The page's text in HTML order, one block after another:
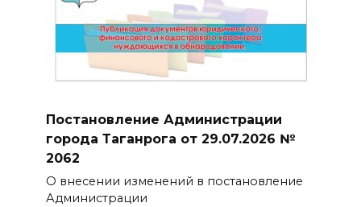
Постановление Администрации
города Таганрога от 29.07.2026 №
2062
О внесении изменений в постановление
Администрации